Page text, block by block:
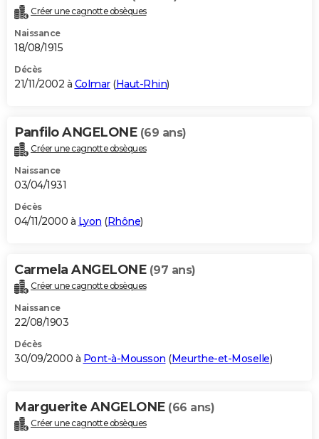
Créer une cagnotte obsèques
Naissance
18/08/1915
Décès
21/11/2002 à Colmar(Haut-Rhin)
Panfilo ANGELONE (69 ans)
Créer une cagnotte obsèques
Naissance
03/04/1931
Décès
04/11/2000 à Lyon (Rhône)
Carmela ANGELONE (97 ans)
Créer une cagnotte obsèques
Naissance
22/08/1903
Décès
30/09/2000 à Pont-à-Mousson (Meurthe-et-Moselle)
Marguerite ANGELONE (66 ans)
Créer une cagnotte obsèques